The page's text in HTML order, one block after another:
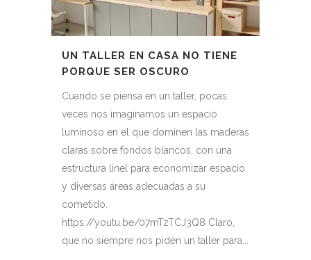
UN TALLER EN CASA NO TIENE
PORQUE SER OSCURO
Cuando se piensa en un taller, pocas
veces nos imaginamos un espacio
luminoso en el que dominen las maderas
claras sobre fondos blancos, con una
estructura linel para economizar espacio
y diversas áreas adecuadas a su
cometido.
https://youtu.be/07mTzTCJ3Q8 Claro,
que no siempre nos piden un taller para...